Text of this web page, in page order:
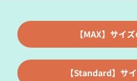
【MAX】サイ
【Standard】サ